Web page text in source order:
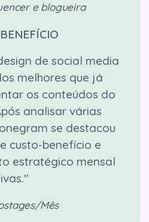
e blogueira
de social media
melhores que já
os conteúdos do
analisar várias
se destacou
custo-benefício e
estratégico mensal
Mês